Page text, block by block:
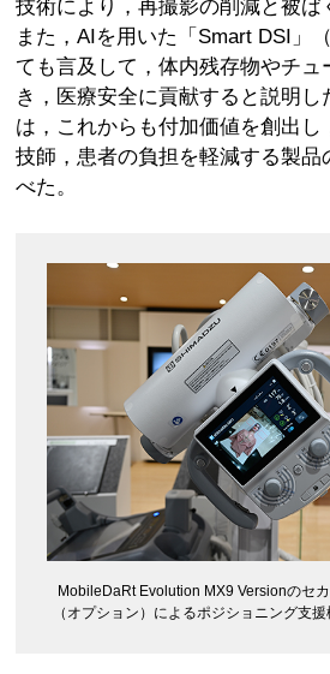
技術により，再撮影の削減と被ば
また，AIを用いた「Smart DSI」
ても言及して，体内残存物やチ
き，医療安全に貢献すると説明し
は，これからも付加価値を創出し
技師，患者の負担を軽減する製品
べた。
MobileDaRt Evolution MX9 Versionのセ
（オプション）によるポジショニング支